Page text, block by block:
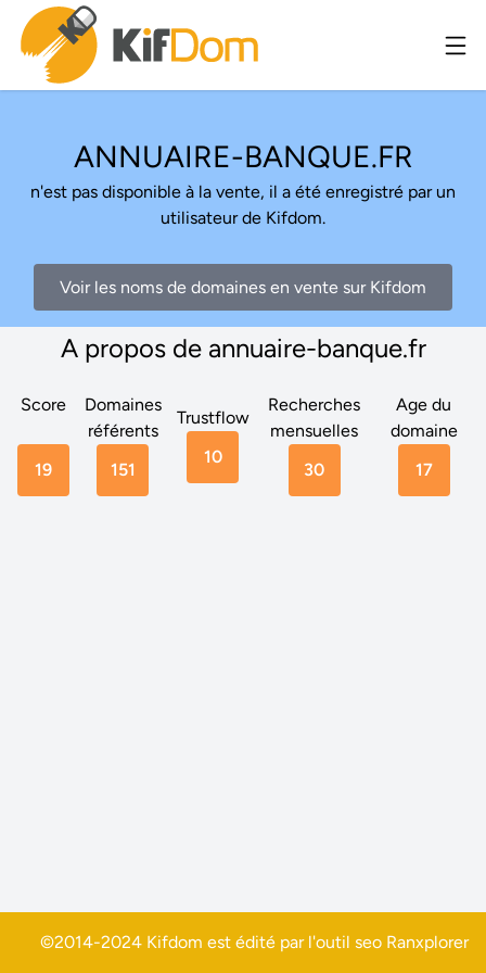
ANNUAIRE-BANQUE.FR
n'est pas disponible à la vente, il a été enregistré par un
utilisateur de Kifdom.
Voir les noms de domaines en vente sur Kifdom
A propos de annuaire-banque.fr
Score
19
Domaines
référents
151
Trustflow
10
Recherches
mensuelles
30
Age du
domaine
17
©2014-2024 Kifdom est édité par l'outil seo Ranxplorer